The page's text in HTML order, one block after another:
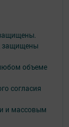
защищены
объеме
согласия
и массовым